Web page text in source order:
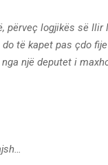
përveç logjikës së
të kapet pas çdo
një deputet i